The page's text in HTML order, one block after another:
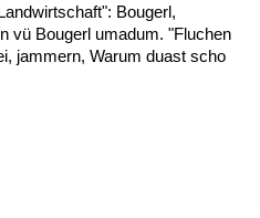
Bougerl,
vü Bougerl umadum. "Fluchen
jammern, Warum duast scho